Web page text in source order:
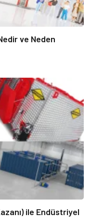
ve Neden
ile Endüstriyel